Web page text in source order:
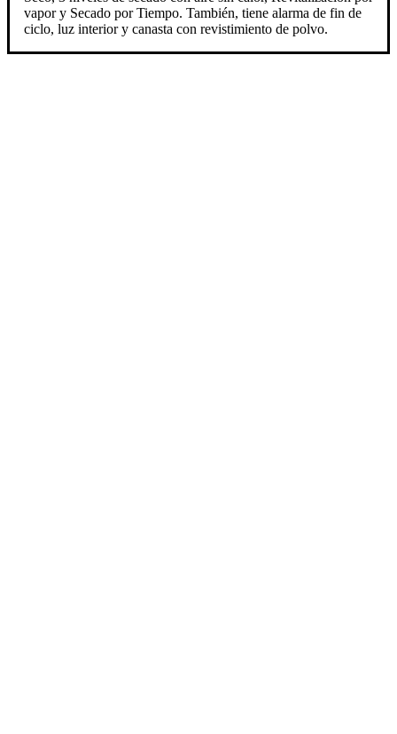
vapor y Secado por Tiempo. También, tiene alarma de fin de
ciclo, luz interior y canasta con revistimiento de polvo.